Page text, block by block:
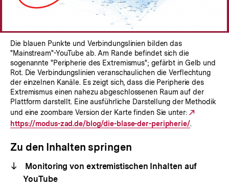
Die blauen Punkte und Verbindungslinien bilden das
"Mainstream"-YouTube ab. Am Rande befindet sich die
sogenannte "Peripherie des Extremismus"; gefärbt in Gelb und
Rot. Die Verbindungslinien veranschaulichen die Verflechtung
der einzelnen Kanäle. Es zeigt sich, dass die Peripherie des
Extremismus einen nahezu abgeschlossenen Raum auf der
Plattform darstellt. Eine ausführliche Darstellung der Methodik
und eine zoombare Version der Karte finden Sie unter:
https://modus-zad.de/blog/die-blase-der-peripherie/.
Zu den Inhalten springen
Monitoring von extremistischen Inhalten auf
YouTube